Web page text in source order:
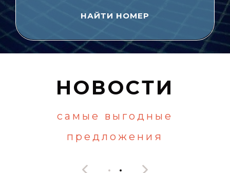
НОВОСТИ
самые выгодные
предложения